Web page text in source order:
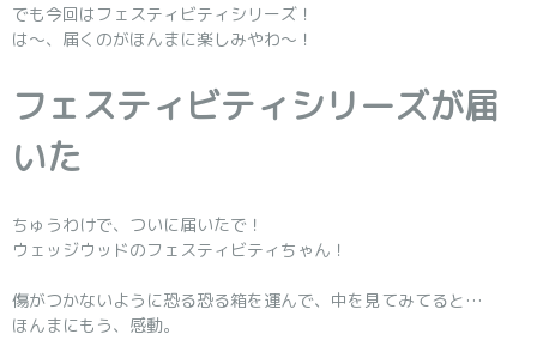
でも今回はフェスティビティシリーズ！
は～、届くのがほんまに楽しみやわ～！
フェスティビティシリーズが届
いた
ちゅうわけで、ついに届いたで！
ウェッジウッドのフェスティビティちゃん！
傷がつかないように恐る恐る箱を運んで、中を見てみてると…
ほんまにもう、感動。